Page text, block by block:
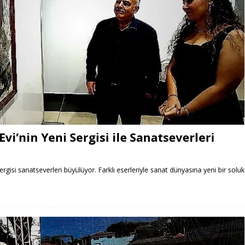
Yeni Sergisi ile Sanatseverleri
sanatseverleri büyülüyor. Farklı eserleriyle sanat dünyasına yeni bir soluk